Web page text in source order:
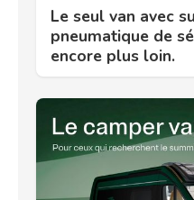
Le seul van avec
pneumatique de
encore plus loin.